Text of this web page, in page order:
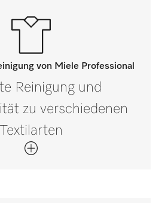
von Miele Professional
Reinigung und
zu verschiedenen
Textilarten